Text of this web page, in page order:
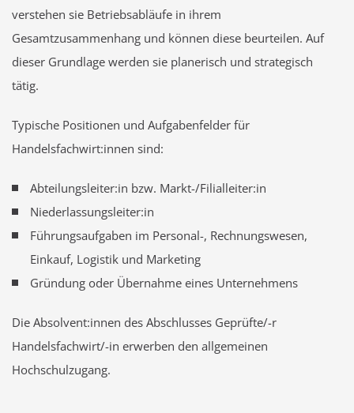
verstehen sie Betriebsabläufe in ihrem
Gesamtzusammenhang und können diese beurteilen. Auf
dieser Grundlage werden sie planerisch und strategisch
tätig.
Typische Positionen und Aufgabenfelder für
Handelsfachwirt:innen sind:
Abteilungsleiter:in bzw. Markt-/Filialleiter:in
Niederlassungsleiter:in
Führungsaufgaben im Personal-, Rechnungswesen,
Einkauf, Logistik und Marketing
Gründung oder Übernahme eines Unternehmens
Die Absolvent:innen des Abschlusses Geprüfte/-r
Handelsfachwirt/-in erwerben den allgemeinen
Hochschulzugang.